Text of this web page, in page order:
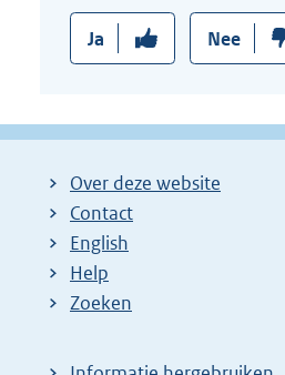
Ja Nee
Over deze website
Contact
English
Help
Zoeken